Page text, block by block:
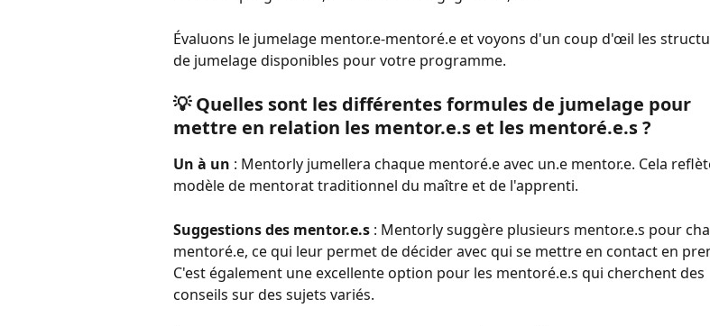
Évaluons le jumelage mentor.e-mentoré.e et voyons d'un coup d'œil les
de jumelage disponibles pour votre programme.
💡 Quelles sont les différentes formules de jumelage pour
mettre en relation les mentor.e.s et les mentoré.e.s ?
Un à un : Mentorly jumellera chaque mentoré.e avec un.e mentor.e. Cela
modèle de mentorat traditionnel du maître et de l'apprenti.
Suggestions des mentor.e.s : Mentorly suggère plusieurs mentor.e.s pour
mentoré.e, ce qui leur permet de décider avec qui se mettre en contact en
C'est également une excellente option pour les mentoré.e.s qui cherchent des
conseils sur des sujets variés.